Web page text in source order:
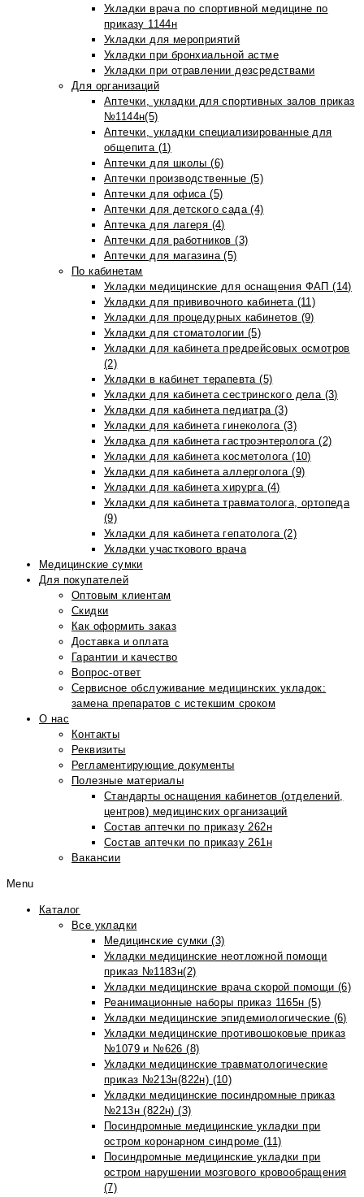
Укладки врача по спортивной медицине по
приказу 1144н
Укладки для мероприятий
Укладки при бронхиальной астме
Укладки при отравлении дезсредствами
Для организаций
Аптечки, укладки для спортивных залов приказ
№1144н(5)
Аптечки, укладки специализированные для
общепита (1)
Аптечки для школы (6)
Аптечки производственные (5)
Аптечки для офиса (5)
Аптечки для детского сада (4)
Аптечка для лагеря (4)
Аптечки для работников (3)
Аптечки для магазина (5)
По кабинетам
Укладки медицинские для оснащения ФАП (14)
Укладки для прививочного кабинета (11)
Укладки для процедурных кабинетов (9)
Укладки для стоматологии (5)
Укладки для кабинета предрейсовых осмотров
(2)
Укладки в кабинет терапевта (5)
Укладки для кабинета сестринского дела (3)
Укладки для кабинета педиатра (3)
Укладки для кабинета гинеколога (3)
Укладка для кабинета гастроэнтеролога (2)
Укладки для кабинета косметолога (10)
Укладки для кабинета аллерголога (9)
Укладки для кабинета хирурга (4)
Укладки для кабинета травматолога, ортопеда
(9)
Укладки для кабинета гепатолога (2)
Укладки участкового врача
Медицинские сумки
Для покупателей
Оптовым клиентам
Скидки
Как оформить заказ
Доставка и оплата
Гарантии и качество
Вопрос-ответ
Сервисное обслуживание медицинских укладок:
замена препаратов с истекшим сроком
О нас
Контакты
Реквизиты
Регламентирующие документы
Полезные материалы
Стандарты оснащения кабинетов (отделений,
центров) медицинских организаций
Состав аптечки по приказу 262н
Состав аптечки по приказу 261н
Вакансии
Menu
Каталог
Все укладки
Медицинские сумки (3)
Укладки медицинские неотложной помощи
приказ №1183н(2)
Укладки медицинские врача скорой помощи (6)
Реанимационные наборы приказ 1165н (5)
Укладки медицинские эпидемиологические (6)
Укладки медицинские противошоковые приказ
№1079 и №626 (8)
Укладки медицинские травматологические
приказ №213н(822н) (10)
Укладки медицинские посиндромные приказ
№213н (822н) (3)
Посиндромные медицинские укладки при
остром коронарном синдроме (11)
Посиндромные медицинские укладки при
остром нарушении мозгового кровообращения
(7)